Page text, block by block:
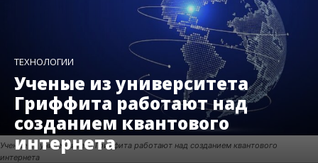
Ученые из университета Гриффита работают над созданием квантового
интернета
ТЕХНОЛОГИИ
Ученые из университета
Гриффита работают над
созданием квантового
интернета